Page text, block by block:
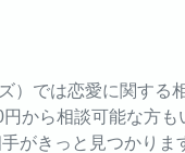
）では恋愛に関する
から相談可能な方も
がきっと見つかり